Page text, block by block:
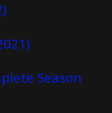
Season